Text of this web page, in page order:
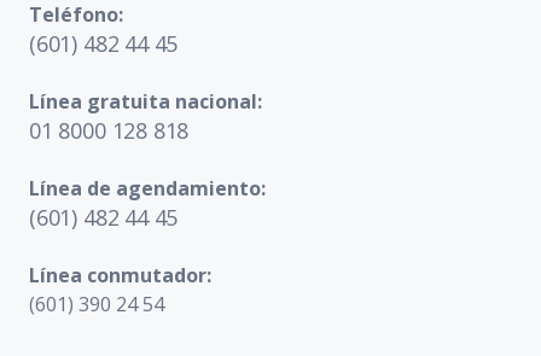
Teléfono:
(601) 482 44 45
Línea gratuita nacional:
01 8000 128 818
Línea de agendamiento:
(601) 482 44 45
Línea conmutador:
(601) 390 24 54